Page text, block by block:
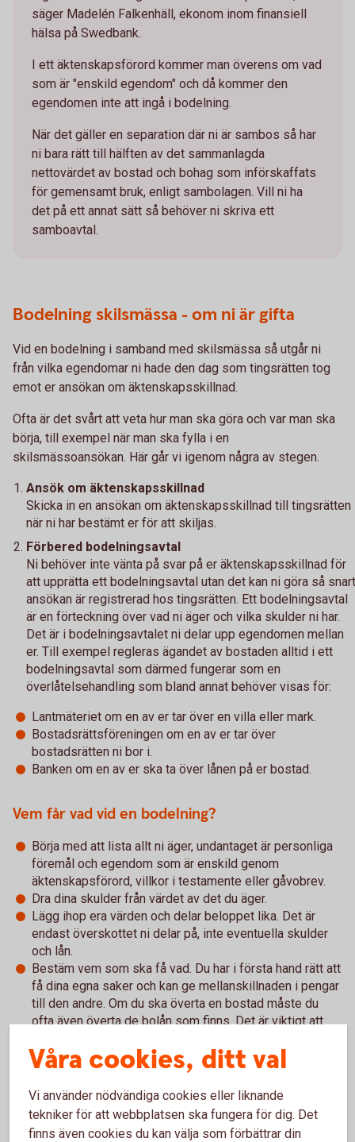
säger Madelén Falkenhäll, ekonom inom finansiell
hälsa på Swedbank.
I ett äktenskapsförord kommer man överens om vad
som är "enskild egendom" och då kommer den
egendomen inte att ingå i bodelning.
När det gäller en separation där ni är sambos så har
ni bara rätt till hälften av det sammanlagda
nettovärdet av bostad och bohag som införskaffats
för gemensamt bruk, enligt sambolagen. Vill ni ha
det på ett annat sätt så behöver ni skriva ett
samboavtal.
Bodelning skilsmässa - om ni är gifta
Vid en bodelning i samband med skilsmässa så utgår ni
från vilka egendomar ni hade den dag som tingsrätten tog
emot er ansökan om äktenskapsskillnad.
Ofta är det svårt att veta hur man ska göra och var man ska
börja, till exempel när man ska fylla i en
skilsmässoansökan. Här går vi igenom några av stegen.
Ansök om äktenskapsskillnad
Skicka in en ansökan om äktenskapsskillnad till tingsrätten
när ni har bestämt er för att skiljas.
Förbered bodelningsavtal
Ni behöver inte vänta på svar på er äktenskapsskillnad för
att upprätta ett bodelningsavtal utan det kan ni göra så snart
ansökan är registrerad hos tingsrätten. Ett bodelningsavtal
är en förteckning över vad ni äger och vilka skulder ni har.
Det är i bodelningsavtalet ni delar upp egendomen mellan
er. Till exempel regleras ägandet av bostaden alltid i ett
bodelningsavtal som därmed fungerar som en
överlåtelsehandling som bland annat behöver visas för:
Lantmäteriet om en av er tar över en villa eller mark.
Bostadsrättsföreningen om en av er tar över
bostadsrätten ni bor i.
Banken om en av er ska ta över lånen på er bostad.
Vem får vad vid en bodelning?
Börja med att lista allt ni äger, undantaget är personliga
föremål och egendom som är enskild genom
äktenskapsförord, villkor i testamente eller gåvobrev.
Dra dina skulder från värdet av det du äger.
Lägg ihop era värden och delar beloppet lika. Det är
endast överskottet ni delar på, inte eventuella skulder
och lån.
Bestäm vem som ska få vad. Du har i första hand rätt att
få dina egna saker och kan ge mellanskillnaden i pengar
till den andre. Om du ska överta en bostad måste du
ofta även överta de bolån som finns. Det är viktigt att
bodelningsavtalet skrivs på.
Skriv under bodelningsavtalet.
Bodelning separation - om ni är sambos
Våra cookies, ditt val
Vi använder nödvändiga cookies eller liknande
tekniker för att webbplatsen ska fungera för dig. Det
finns även cookies du kan välja som förbättrar din